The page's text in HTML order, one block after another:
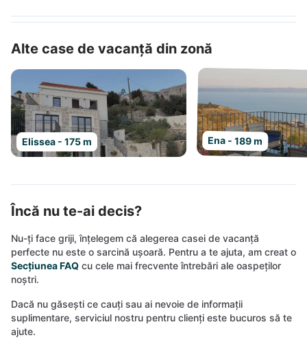
Alte case de vacanță din zonă
Elissea - 175 m Ena - 189 m
Încă nu te-ai decis?
Nu-ți face griji, înțelegem că alegerea casei de vacanță
perfecte nu este o sarcină ușoară. Pentru a te ajuta, am creat o
Secțiunea FAQ cu cele mai frecvente întrebări ale oaspeților
noștri.
Dacă nu găsești ce cauți sau ai nevoie de informații
suplimentare, serviciul nostru pentru clienți este bucuros să te
ajute.